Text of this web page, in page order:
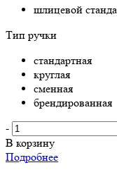
шлицевой
Тип ручки
стандартная
круглая
сменная
брендированная
-
В корзину
Подробнее